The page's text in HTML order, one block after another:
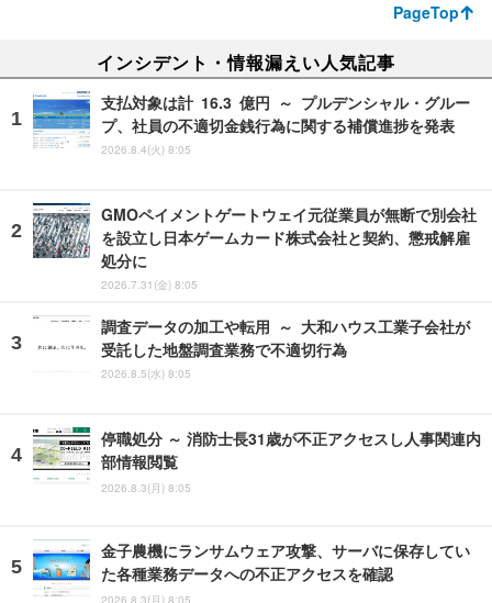
PageTop
インシデント・情報漏えい人気記事
支払対象は計 16.3 億円 ～ プルデンシャル・グルー
プ、社員の不適切金銭行為に関する補償進捗を発表
2026.8.4(火) 8:05
GMOペイメントゲートウェイ元従業員が無断で別会社
を設立し日本ゲームカード株式会社と契約、懲戒解雇
処分に
2026.7.31(金) 8:05
調査データの加工や転用 ～ 大和ハウス工業子会社が
受託した地盤調査業務で不適切行為
2026.8.5(水) 8:05
停職処分 ～ 消防士長31歳が不正アクセスし人事関連内
部情報閲覧
2026.8.3(月) 8:05
金子農機にランサムウェア攻撃、サーバに保存してい
た各種業務データへの不正アクセスを確認